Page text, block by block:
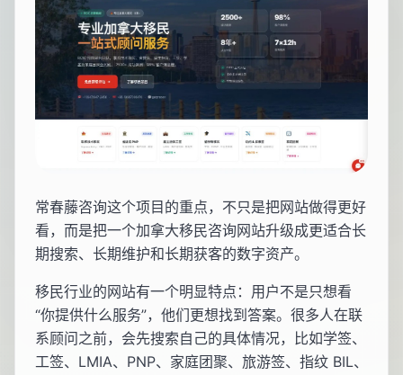
常春藤咨询这个项目的重点，不只是把网站做得更好
看，而是把一个加拿大移民咨询网站升级成更适合长
期搜索、长期维护和长期获客的数字资产。
移民行业的网站有一个明显特点：用户不是只想看
“你提供什么服务”，他们更想找到答案。很多人在联
系顾问之前，会先搜索自己的具体情况，比如学签、
工签、LMIA、PNP、家庭团聚、旅游签、指纹 BIL、